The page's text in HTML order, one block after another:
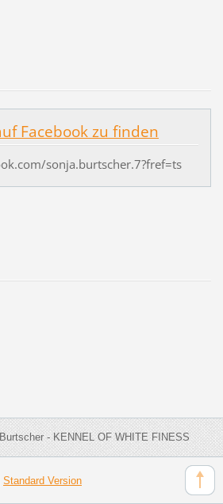
Facebook zu finden
sonja.burtscher.7?fref=ts
- KENNEL OF WHITE FINESS
Standard Version